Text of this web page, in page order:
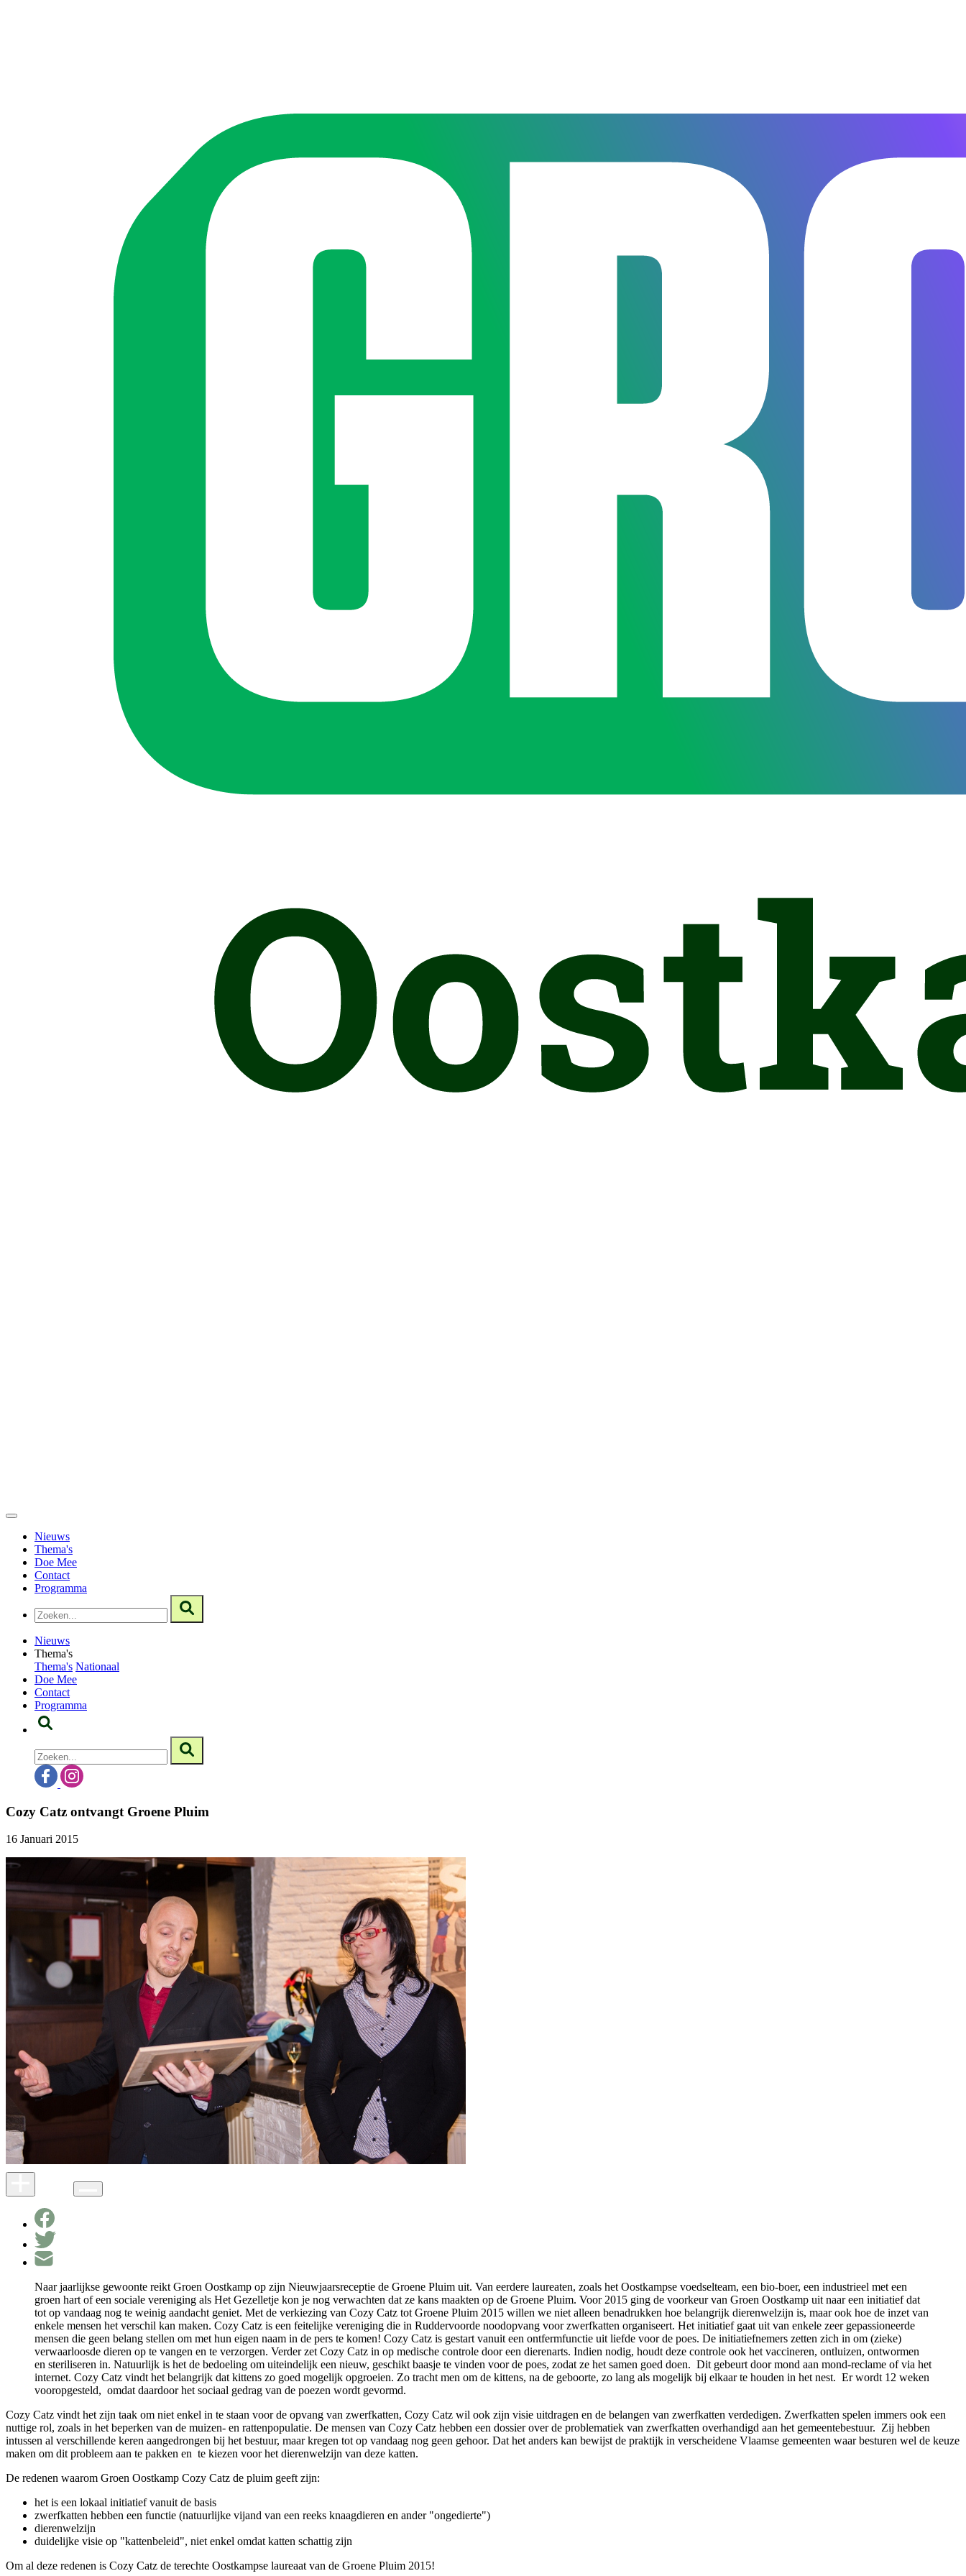
Nieuws
Thema's
Doe Mee
Contact
Programma
Nieuws
Thema's
Thema's Nationaal
Doe Mee
Contact
Programma
Cozy Catz ontvangt Groene Pluim
16 Januari 2015
Naar jaarlijkse gewoonte reikt Groen Oostkamp op zijn Nieuwjaarsreceptie de Groene Pluim uit. Van eerdere laureaten, zoals het Oostkampse voedselteam, een bio-boer, een industrieel met een
groen hart of een sociale vereniging als Het Gezelletje kon je nog verwachten dat ze kans maakten op de Groene Pluim. Voor 2015 ging de voorkeur van Groen Oostkamp uit naar een initiatief dat
tot op vandaag nog te weinig aandacht geniet. Met de verkiezing van Cozy Catz tot Groene Pluim 2015 willen we niet alleen benadrukken hoe belangrijk dierenwelzijn is, maar ook hoe de inzet van
enkele mensen het verschil kan maken. Cozy Catz is een feitelijke vereniging die in Ruddervoorde noodopvang voor zwerfkatten organiseert. Het initiatief gaat uit van enkele zeer gepassioneerde
mensen die geen belang stellen om met hun eigen naam in de pers te komen! Cozy Catz is gestart vanuit een ontfermfunctie uit liefde voor de poes. De initiatiefnemers zetten zich in om (zieke)
verwaarloosde dieren op te vangen en te verzorgen. Verder zet Cozy Catz in op medische controle door een dierenarts. Indien nodig, houdt deze controle ook het vaccineren, ontluizen, ontwormen
en steriliseren in. Natuurlijk is het de bedoeling om uiteindelijk een nieuw, geschikt baasje te vinden voor de poes, zodat ze het samen goed doen. Dit gebeurt door mond aan mond-reclame of via het
internet. Cozy Catz vindt het belangrijk dat kittens zo goed mogelijk opgroeien. Zo tracht men om de kittens, na de geboorte, zo lang als mogelijk bij elkaar te houden in het nest. Er wordt 12 weken
vooropgesteld, omdat daardoor het sociaal gedrag van de poezen wordt gevormd.
Cozy Catz vindt het zijn taak om niet enkel in te staan voor de opvang van zwerfkatten, Cozy Catz wil ook zijn visie uitdragen en de belangen van zwerfkatten verdedigen. Zwerfkatten spelen immers ook een
nuttige rol, zoals in het beperken van de muizen- en rattenpopulatie. De mensen van Cozy Catz hebben een dossier over de problematiek van zwerfkatten overhandigd aan het gemeentebestuur. Zij hebben
intussen al verschillende keren aangedrongen bij het bestuur, maar kregen tot op vandaag nog geen gehoor. Dat het anders kan bewijst de praktijk in verscheidene Vlaamse gemeenten waar besturen wel de keuze
maken om dit probleem aan te pakken en te kiezen voor het dierenwelzijn van deze katten.
De redenen waarom Groen Oostkamp Cozy Catz de pluim geeft zijn:
het is een lokaal initiatief vanuit de basis
zwerfkatten hebben een functie (natuurlijke vijand van een reeks knaagdieren en ander "ongedierte")
dierenwelzijn
duidelijke visie op "kattenbeleid", niet enkel omdat katten schattig zijn
Om al deze redenen is Cozy Catz de terechte Oostkampse laureaat van de Groene Pluim 2015!